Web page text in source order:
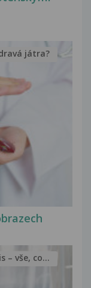
játra?
– vše, co...